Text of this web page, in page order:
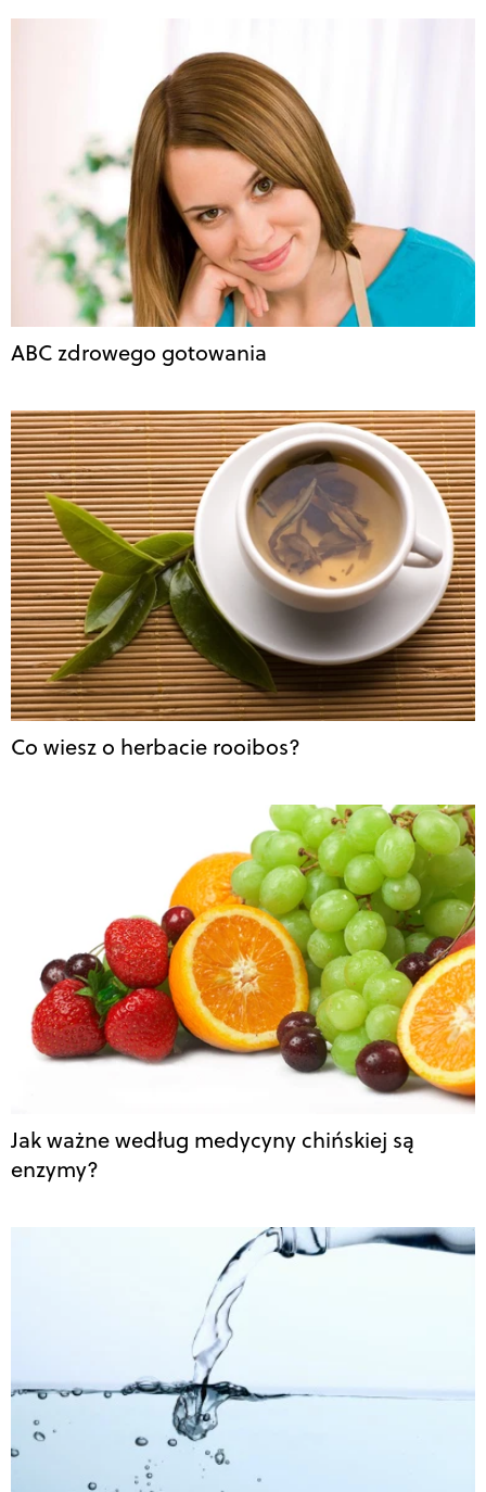
ABC zdrowego gotowania
Co wiesz o herbacie rooibos?
Jak ważne według medycyny chińskiej są
enzymy?